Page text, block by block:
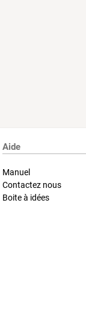
Aide
Manuel
Contactez nous
Boite à idées